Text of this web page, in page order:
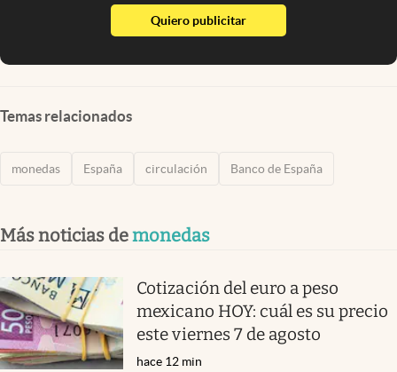
Quiero publicitarabre en nueva pestaña
Temas relacionados
monedas España circulación Banco de España
Más noticias demonedas
Cotización del euro a peso
mexicano HOY: cuál es su precio
este viernes 7 de agosto
hace 12 min